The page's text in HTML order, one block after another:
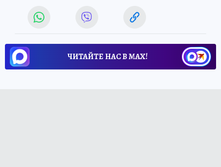
ЧИТАЙТЕ НАС В МАХ!